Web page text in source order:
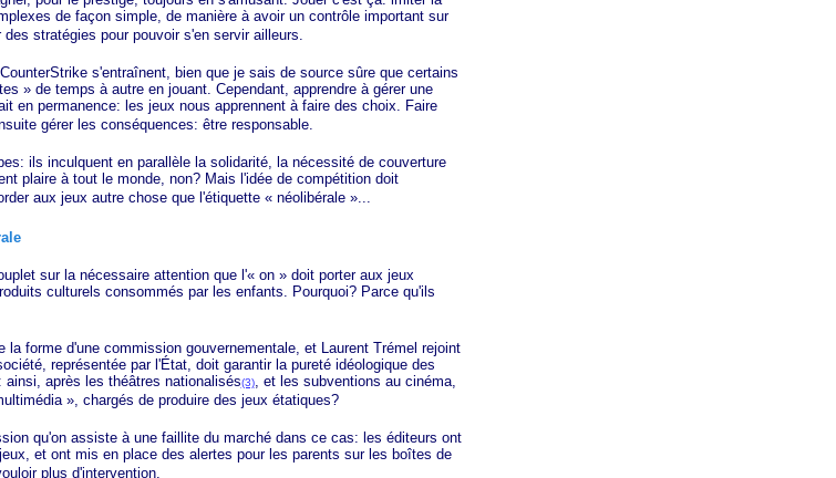
de façon simple, de manière à avoir un contrôle important sur
stratégies pour pouvoir s'en servir ailleurs.
s'entraînent, bien que je sais de source sûre que certains
»de temps à autre en jouant. Cependant, apprendre à gérer une
en permanence: les jeux nous apprennent à faire des choix. Faire
gérer les conséquences: être responsable.
ils inculquent en parallèle la solidarité, la nécessité de couverture
plaire à tout le monde, non? Mais l'idée de compétition doit
aux jeux autre chose que l'étiquette « néolibérale »...
sur la nécessaire attention que l'« on » doit porter aux jeux
culturels consommés par les enfants. Pourquoi? Parce qu'ils
la forme d'une commission gouvernementale, et Laurent Trémel rejoint
représentée par l'État, doit garantir la pureté idéologique des
après les théâtres nationalisés(3), et les subventions au cinéma,
», chargés de produire des jeux étatiques?
qu'on assiste à une faillite du marché dans ce cas: les éditeurs ont
et ont mis en place des alertes pour les parents sur les boîtes de
plus d'intervention.